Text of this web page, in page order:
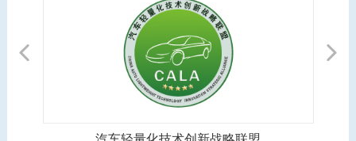
Previous Next